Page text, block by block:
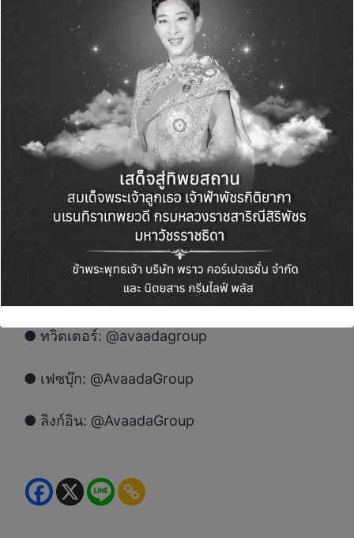
2569 และด้วยความสามารถในการดำเนินการที่
แข็งแกร่งและประวัติผลงานที่ยอดเยี่ยมนี้เอง อวาด้
าจึงได้รับความไว้วางใจจากกลุ่มนักลงทุนต่าง
ประเทศ ดังจะเห็นได้จากความสำเร็จในการเพิ่มทุน
มูลค่า 1.3 พันล้านดอลลาร์สหรัฐ ซึ่งรวมถึงเงิน
ลงทุน 1 พันล้านดอลลาร์สหรัฐโดยกองทุนทรานสิ
ชัน ฟันด์ ของบรูกฟิลด์ และอีก 300 ล้านดอลลาร์
จาก GPSC ของกลุ่ม ปตท. ของไทย
ติดตามข่าวสารและความเคลื่อนไหวของอวาด้า
https://avaada.com/
● ทวิตเตอร์: @avaadagroup
● เฟซบุ๊ก: @AvaadaGroup
● ลิงก์อิน: @AvaadaGroup